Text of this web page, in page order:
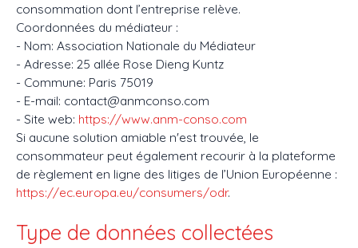
consommation dont l’entreprise relève.
Coordonnées du médiateur :
- Nom: Association Nationale du Médiateur
- Adresse: 25 allée Rose Dieng Kuntz
- Commune: Paris 75019
- E-mail: contact@anmconso.com
- Site web: https://www.anm-conso.com
Si aucune solution amiable n'est trouvée, le
consommateur peut également recourir à la plateforme
de règlement en ligne des litiges de l’Union Européenne :
https://ec.europa.eu/consumers/odr.
Type de données collectées